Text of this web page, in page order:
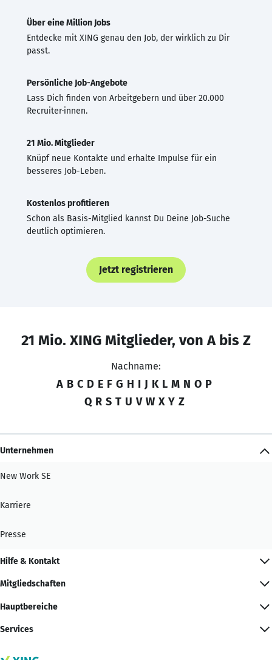
Über eine Million Jobs
Entdecke mit XING genau den Job, der wirklich zu Dir
passt.
Persönliche Job-Angebote
Lass Dich finden von Arbeitgebern und über 20.000
Recruiter·innen.
21 Mio. Mitglieder
Knüpf neue Kontakte und erhalte Impulse für ein
besseres Job-Leben.
Kostenlos profitieren
Schon als Basis-Mitglied kannst Du Deine Job-Suche
deutlich optimieren.
Jetzt registrieren
21 Mio. XING Mitglieder, von A bis Z
Nachname:
A B C D E F G H I J K L M N O P
Q R S T U V W X Y Z
Unternehmen
New Work SE
Karriere
Presse
Hilfe & Kontakt
Mitgliedschaften
Hauptbereiche
Services